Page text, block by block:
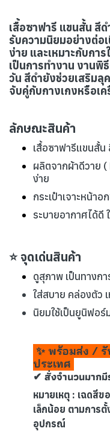
เสื้อซาฟารี แขนสั้น สี
รับความนิยมอย่างต่อ
ง่าย และเหมาะกับกา
เป็นการทำงาน งานพิ
วัน สีดำยังช่วยเสริมลุ
จับคู่กับกางเกงหรือเ
ลักษณะสินค้า
เสื้อซาฟารีแขนสั้
ผลิตจากผ้าดีวาย
ง่าย
กระเป๋าเจาะหน้าอ
ระบายอากาศได้ดี
⭐ จุดเด่นสินค้า
ดูสุภาพ เป็นทางก
ใส่สบาย คล่องตัว
นิยมใช้เป็นยูนิฟอ
✨ พร้อมส่ง /
ประเทศ
✔ สั่งจำนวนมาก
หมายเหตุ : เฉดสี
เล็กน้อย ตามการ
อุปกรณ์